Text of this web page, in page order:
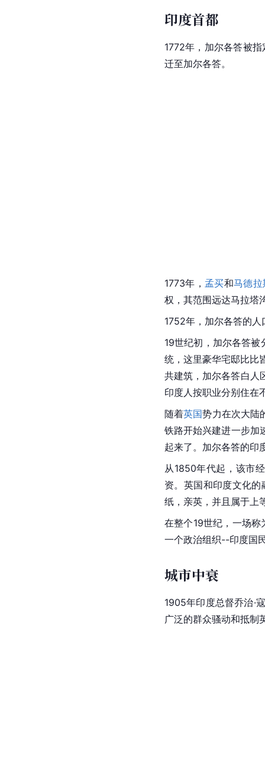
印度首都
1772年，加尔各答被指
迁至加尔各答。
1773年， 孟买和马德拉
权 ，其范围远达马拉塔
1752年，加尔各答的人
19世纪初，加尔各答
统，这里豪华宅邸比比
共建筑，加尔各答白人
印度人按职业分别住在
随着英国势力在次大陆
铁路开始兴建进一步加
起来了。加尔各答的印
从1850年代起，该市
资。 英国和印度文化
纸，亲英，并且属于上
在整个19世纪，一场称
一个政治组织--印度国
城市中衰
1905年印度总督乔治·
广泛的群众骚动和抵制